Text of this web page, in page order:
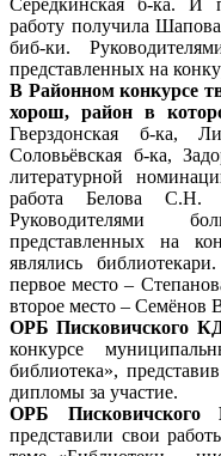
работу получила
биб-ки.
представленных на
В Районном конкурсе
хорош, район в
Гверздонская б-ка,
Соловьёвская б-ка,
литературной
работа Белова С.Н.
Руководителями
представленных на
являлись
первое место –
второе место – Семёнов
ОРБ Писковичского
конкурсе
библиотека»,
дипломы за участие.
ОРБ
представили свои